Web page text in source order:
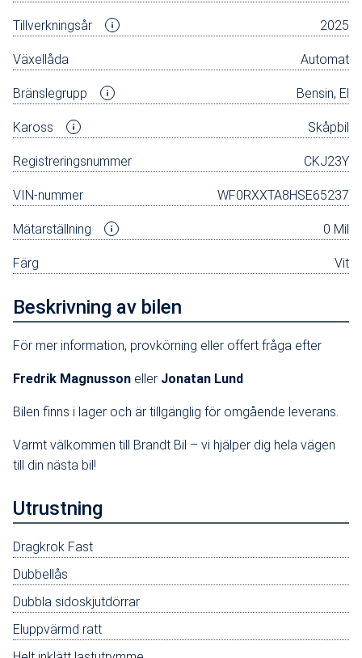
Beskrivning av bilen
För mer information, provkörning eller offert fråga efter
Fredrik Magnusson eller Jonatan Lund
Bilen finns i lager och är tillgänglig för omgående leverans.
Varmt välkommen till Brandt Bil – vi hjälper dig hela vägen
till din nästa bil!
Tillverkningsår 2025
Växellåda Automat
Bränslegrupp Bensin, El
Kaross Skåpbil
Registreringsnummer CKJ23Y
VIN-nummer WF0RXXTA8HSE65237
Mätarställning 0 Mil
Färg Vit
Utrustning
Dragkrok Fast
Dubbellås
Dubbla sidoskjutdörrar
Eluppvärmd ratt